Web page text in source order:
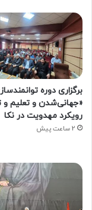
برگزاری دوره
«جهانی‌شدن و تعلیم و
رویکرد مهدویت در نکا
2 ساعت پیش